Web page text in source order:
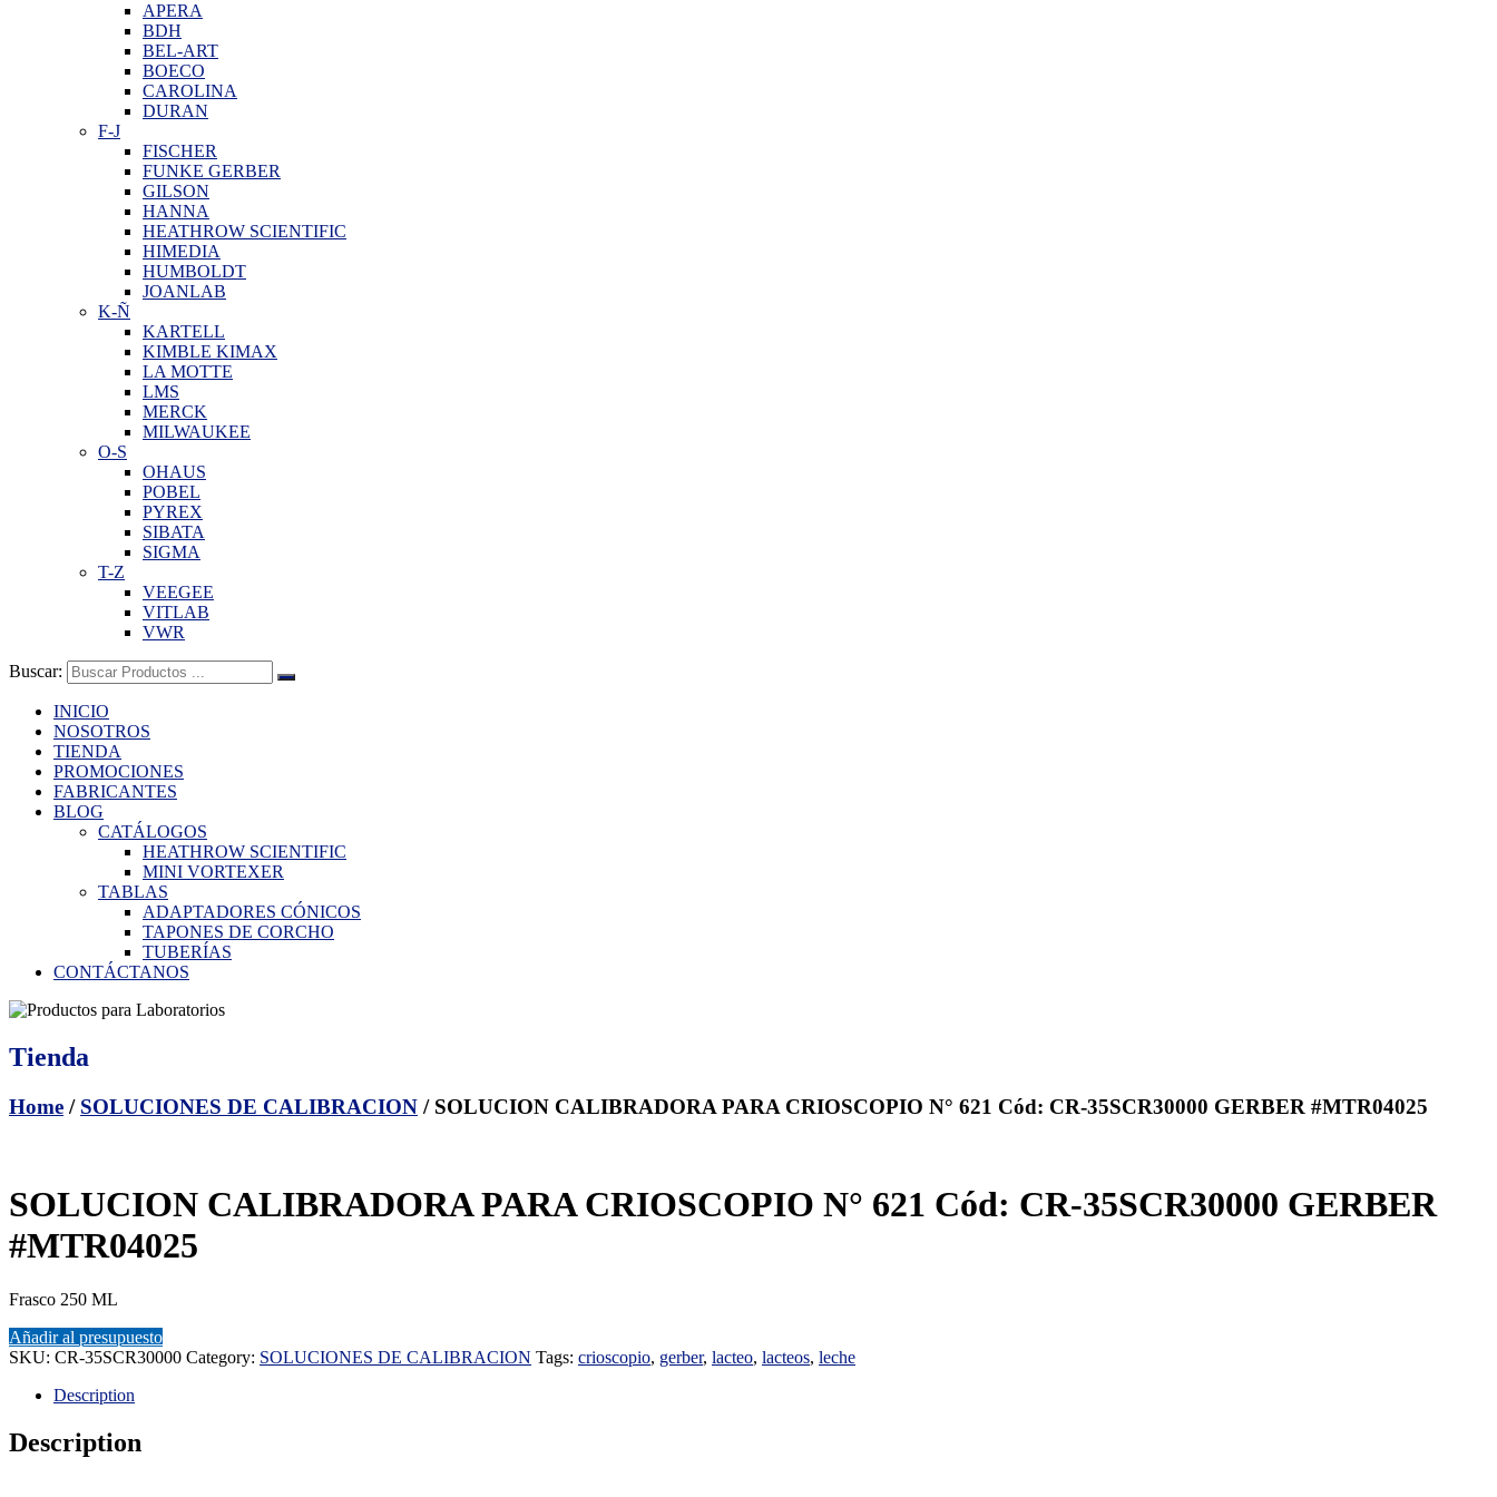
APERA
BDH
BEL-ART
BOECO
CAROLINA
DURAN
F-J
FISCHER
FUNKE GERBER
GILSON
HANNA
HEATHROW SCIENTIFIC
HIMEDIA
HUMBOLDT
JOANLAB
K-Ñ
KARTELL
KIMBLE KIMAX
LA MOTTE
LMS
MERCK
MILWAUKEE
O-S
OHAUS
POBEL
PYREX
SIBATA
SIGMA
T-Z
VEEGEE
VITLAB
VWR
Buscar:
INICIO
NOSOTROS
TIENDA
PROMOCIONES
FABRICANTES
BLOG
CATÁLOGOS
HEATHROW SCIENTIFIC
MINI VORTEXER
TABLAS
ADAPTADORES CÓNICOS
TAPONES DE CORCHO
TUBERÍAS
CONTÁCTANOS
Tienda
Home / SOLUCIONES DE CALIBRACION / SOLUCION CALIBRADORA PARA CRIOSCOPIO N° 621 Cód: CR-35SCR30000 GERBER #MTR04025
SOLUCION CALIBRADORA PARA CRIOSCOPIO N° 621 Cód: CR-35SCR30000 GERBER
#MTR04025
Frasco 250 ML
Añadir al presupuesto
SKU: CR-35SCR30000 Category: SOLUCIONES DE CALIBRACION Tags: crioscopio, gerber, lacteo, lacteos, leche
Description
Description